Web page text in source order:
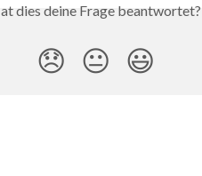
dies deine Frage beantwortet?
😞 😐 😃